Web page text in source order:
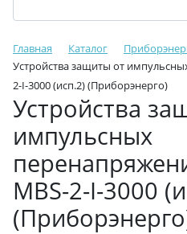
Главная Каталог
Устройства защиты от
2-I-3000 (исп.2) (Приборэнерго)
Устройства
импульсных
MBS-2-I-3000